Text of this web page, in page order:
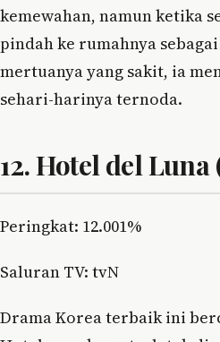
kemewahan, namun ketika
pindah ke rumahnya
mertuanya yang sakit, ia
sehari-harinya ternoda.
12. Hotel del Luna
Peringkat: 12.001%
Saluran TV: tvN
Drama Korea terbaik ini